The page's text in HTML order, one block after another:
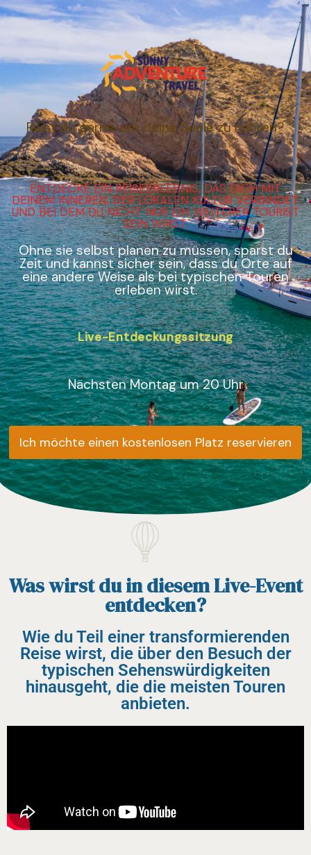
Reist du gerne, um deine Seele zu nähren?
ENTDECKE EIN REISEERLEBNIS, DAS DICH MIT
DEINEM INNEREN, DER LOKALEN KULTUR VERBINDET
UND BEI DEM DU NICHT NUR EIN WEITERER TOURIST
SEIN WIRST.
Ohne sie selbst planen zu müssen, sparst du
Zeit und kannst sicher sein, dass du Orte auf
eine andere Weise als bei typischen Touren
erleben wirst.
Live-Entdeckungssitzung
Nächsten Montag um 20 Uhr
Ich möchte einen kostenlosen Platz reservieren
Was wirst du in diesem Live-Event
entdecken?
Wie du Teil einer transformierenden
Reise wirst, die über den Besuch der
typischen Sehenswürdigkeiten
hinausgeht, die die meisten Touren
anbieten.